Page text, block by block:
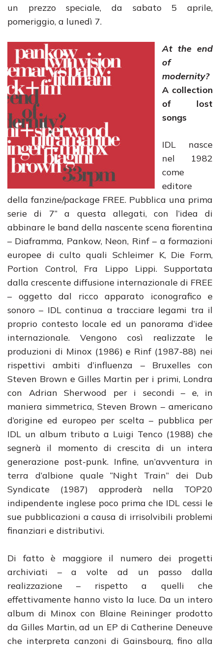
un prezzo speciale, da sabato 5 aprile,
pomeriggio, a lunedì 7.
At the end
of
modernity?
A collection
of lost
songs
IDL nasce
nel 1982
come
editore
della fanzine/package FREE. Pubblica una prima
serie di 7” a questa allegati, con l’idea di
abbinare le band della nascente scena fiorentina
– Diaframma, Pankow, Neon, Rinf – a formazioni
europee di culto quali Schleimer K, Die Form,
Portion Control, Fra Lippo Lippi. Supportata
dalla crescente diffusione internazionale di FREE
– oggetto dal ricco apparato iconografico e
sonoro – IDL continua a tracciare legami tra il
proprio contesto locale ed un panorama d’idee
internazionale. Vengono così realizzate le
produzioni di Minox (1986) e Rinf (1987-88) nei
rispettivi ambiti d’influenza – Bruxelles con
Steven Brown e Gilles Martin per i primi, Londra
con Adrian Sherwood per i secondi – e, in
maniera simmetrica, Steven Brown – americano
d’origine ed europeo per scelta – pubblica per
IDL un album tributo a Luigi Tenco (1988) che
segnerà il momento di crescita di un intera
generazione post-punk. Infine, un’avventura in
terra d’albione quale “Night Train” dei Dub
Syndicate (1987) approderà nella TOP20
indipendente inglese poco prima che IDL cessi le
sue pubblicazioni a causa di irrisolvibili problemi
finanziari e distributivi.
Di fatto è maggiore il numero dei progetti
archiviati – a volte ad un passo dalla
realizzazione – rispetto a quelli che
effettivamente hanno visto la luce. Da un intero
album di Minox con Blaine Reininger prodotto
da Gilles Martin, ad un EP di Catherine Deneuve
che interpreta canzoni di Gainsbourg, fino alla